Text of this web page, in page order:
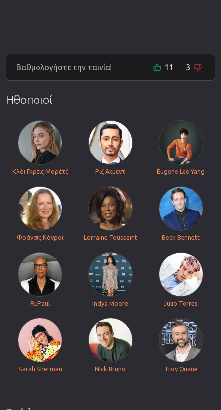
Βαθμολογήστε την ταινία! 11 3
Ηθοποιοί
Κλόι Γκρέις Μορέτζ Ριζ Άχμεντ Eugene Lee Yang
Φράνσις Κόνροϊ Lorraine Toussaint Beck Bennett
RuPaul Indya Moore Julio Torres
Sarah Sherman Nick Bruno Troy Quane